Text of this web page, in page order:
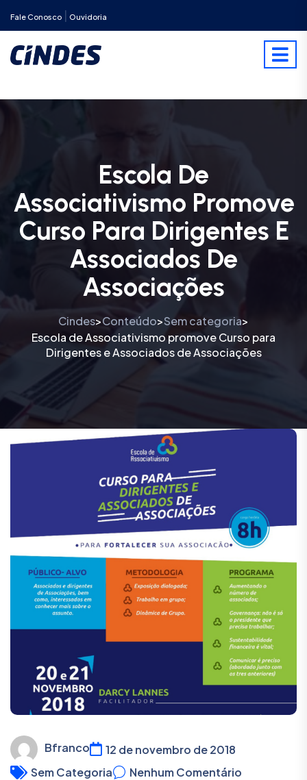
Fale Conosco Ouvidoria
Escola De
Associativismo Promove
Curso Para Dirigentes E
Associados De
Associações
Cindes>Conteúdo>Sem categoria>
Escola de Associativismo promove Curso para
Dirigentes e Associados de Associações
Bfranco
12 de novembro de 2018
Sem Categoria
Nenhum Comentário